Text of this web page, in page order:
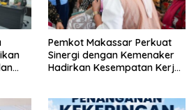
Pemkot Makassar Perkuat
Sinergi dengan Kemenaker
Hadirkan Kesempatan Kerja